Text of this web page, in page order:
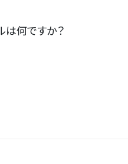
は何ですか？